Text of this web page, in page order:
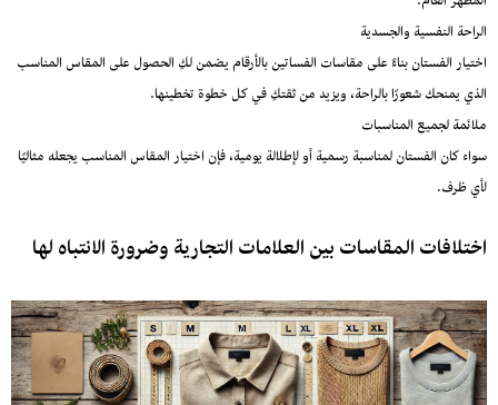
الراحة النفسية والجسدية
اختيار الفستان بناءً على مقاسات الفساتين بالأرقام يضمن لكِ الحصول على المقاس المناسب
الذي يمنحك شعورًا بالراحة، ويزيد من ثقتكِ في كل خطوة تخطينها.
ملائمة لجميع المناسبات
سواء كان الفستان لمناسبة رسمية أو لإطلالة يومية، فإن اختيار المقاس المناسب يجعله مثاليًا
لأي ظرف.
اختلافات المقاسات بين العلامات التجارية وضرورة الانتباه لها